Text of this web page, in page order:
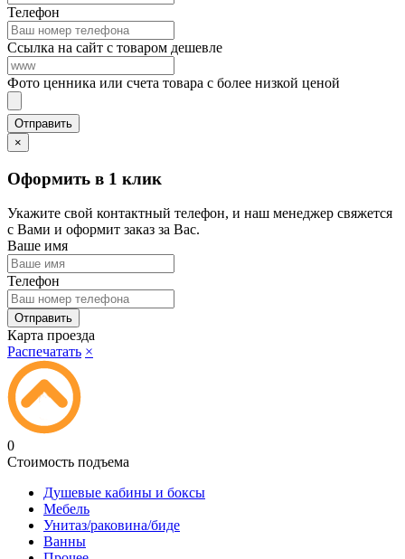
Телефон
Ссылка на сайт с товаром дешевле
Фото ценника или счета товара с более низкой ценой
×
Оформить в 1 клик
Укажите свой контактный телефон, и наш менеджер свяжется
с Вами и оформит заказ за Вас.
Ваше имя
Телефон
Карта проезда
Распечатать ×
0
Стоимость подъема
Душевые кабины и боксы
Мебель
Унитаз/раковина/биде
Ванны